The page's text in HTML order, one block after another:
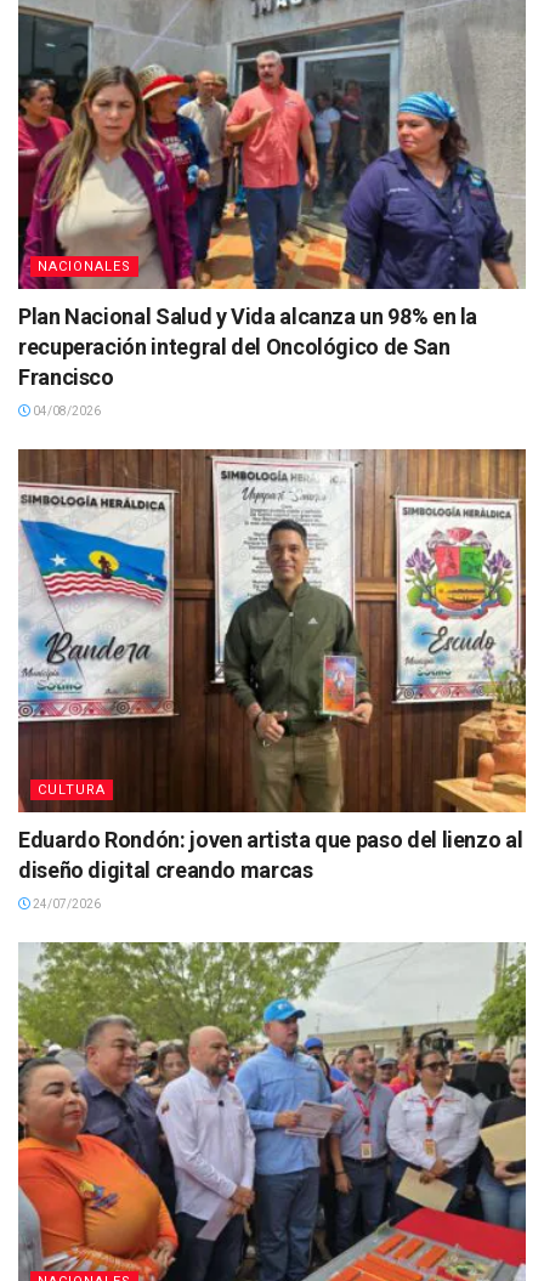
NACIONALES
Plan Nacional Salud y Vida alcanza un 98% en la
recuperación integral del Oncológico de San
Francisco
04/08/2026
CULTURA
Eduardo Rondón: joven artista que paso del lienzo al
diseño digital creando marcas
24/07/2026